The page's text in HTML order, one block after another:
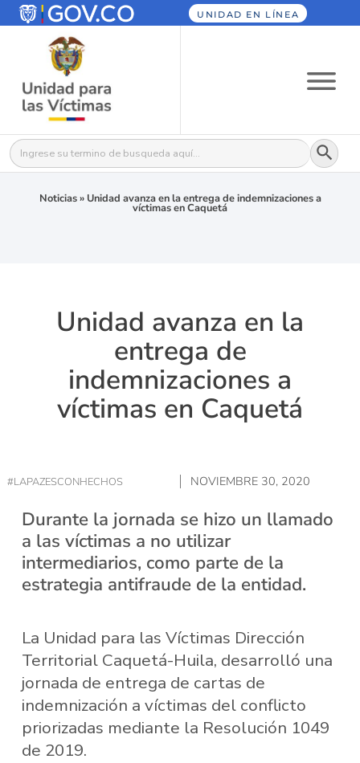
UNIDAD EN LÍNEA
Buscar: Botón
Noticias» Unidad avanza en la entrega de indemnizaciones a
víctimas en Caquetá
Unidad avanza en la
entrega de
indemnizaciones a
víctimas en Caquetá
#LAPAZESCONHECHOS NOVIEMBRE 30, 2020
Durante la jornada se hizo un llamado
a las víctimas a no utilizar
intermediarios, como parte de la
estrategia antifraude de la entidad.
La Unidad para las Víctimas Dirección
Territorial Caquetá-Huila, desarrolló una
jornada de entrega de cartas de
indemnización a víctimas del conflicto
priorizadas mediante la Resolución 1049
de 2019.